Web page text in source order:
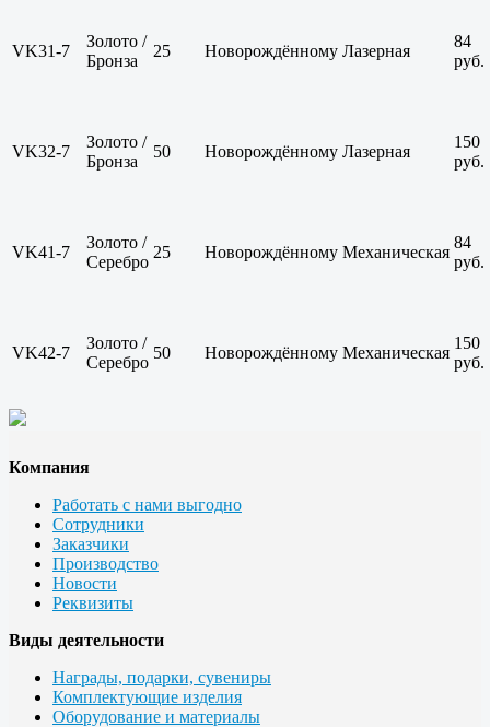
VK31-7
Золото /
Бронза
25 Новорождённому Лазерная
84
руб.
VK32-7
Золото /
Бронза
50 Новорождённому Лазерная
150
руб.
VK41-7
Золото /
Серебро
25 Новорождённому Механическая
84
руб.
VK42-7
Золото /
Серебро
50 Новорождённому Механическая
150
руб.
Компания
Работать с нами выгодно
Сотрудники
Заказчики
Производство
Новости
Реквизиты
Виды деятельности
Награды, подарки, сувениры
Комплектующие изделия
Оборудование и материалы